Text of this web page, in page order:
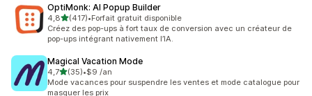
OptiMonk: AI Popup Builder
4,8étoile(s) sur 5
(417)
417 avis au total
•Forfait gratuit disponible
Créez des pop-ups à fort taux de conversion avec un créateur de
pop-ups intégrant nativement l’IA.
Magical Vacation Mode
4,7étoile(s) sur 5
(35)
35 avis au total
•$9 /an
Mode vacances pour suspendre les ventes et mode catalogue pour
masquer les prix